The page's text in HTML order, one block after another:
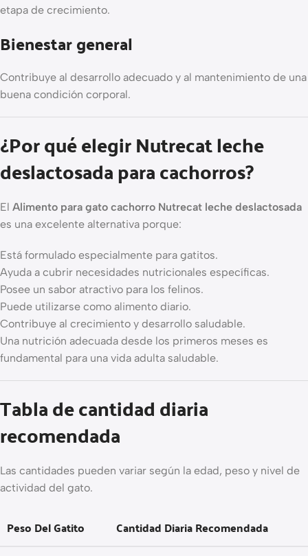
etapa de crecimiento.
Bienestar general
Contribuye al desarrollo adecuado y al mantenimiento de una
buena condición corporal.
¿Por qué elegir Nutrecat leche
deslactosada para cachorros?
El Alimento para gato cachorro Nutrecat leche deslactosada
es una excelente alternativa porque:
Está formulado especialmente para gatitos.
Ayuda a cubrir necesidades nutricionales específicas.
Posee un sabor atractivo para los felinos.
Puede utilizarse como alimento diario.
Contribuye al crecimiento y desarrollo saludable.
Una nutrición adecuada desde los primeros meses es
fundamental para una vida adulta saludable.
Tabla de cantidad diaria
recomendada
Las cantidades pueden variar según la edad, peso y nivel de
actividad del gato.
Peso Del Gatito Cantidad Diaria Recomendada